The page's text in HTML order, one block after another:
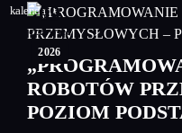
09
czerwiec
2026
ROBOTÓW
POZIOM